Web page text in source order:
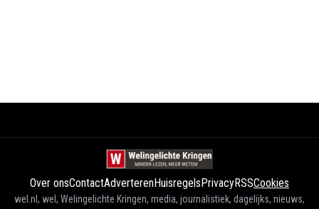
Over onsContactAdverterenHuisregelsPrivacyRSSCookies
wel.nl, wel, Welingelichte Kringen, media, journalistiek, dagelijks, nieuws,